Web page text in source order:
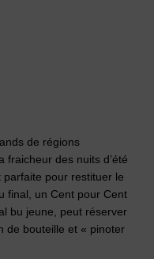
de régions
fraicheur des nuits d’été
pour restituer le
final, un Cent pour Cent
bu jeune, peut réserver
de bouteille et « pinoter